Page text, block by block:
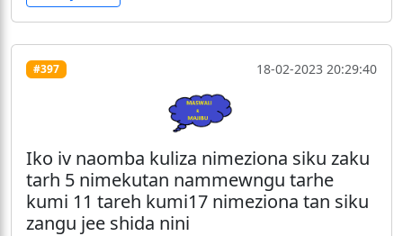
#397 18-02-2023 20:29:40
Iko iv naomba kuliza nimeziona siku zaku
tarh 5 nimekutan nammewngu tarhe
kumi 11 tareh kumi17 nimeziona tan siku
zangu jee shida nini